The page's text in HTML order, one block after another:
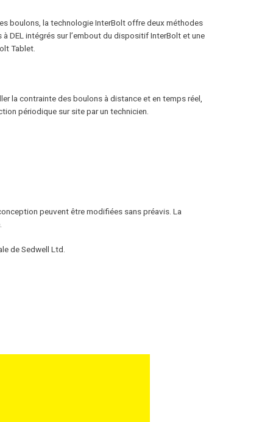
boulons, la technologie InterBolt offre deux méthodes
DEL intégrés sur l’embout du dispositif InterBolt et une
Tablet.
la contrainte des boulons à distance et en temps réel,
périodique sur site par un technicien.
peuvent être modifiées sans préavis. La
de Sedwell Ltd.